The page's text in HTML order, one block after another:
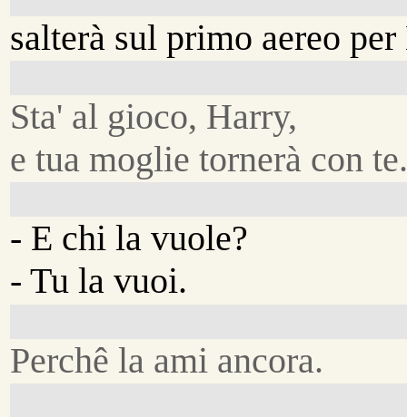
salterà sul primo aereo
Sta' al gioco, Harry,
e tua moglie tornerà con
- E chi la vuole?
- Tu la vuoi.
Perchê la ami ancora.